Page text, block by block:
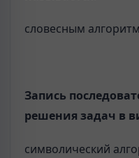
словесным
Запись
решения задач в
символический